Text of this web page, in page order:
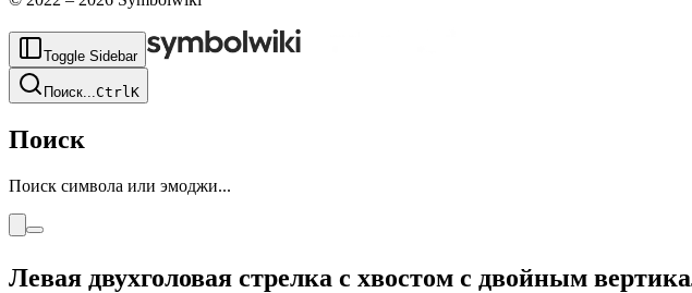
Toggle Sidebar
Поиск...CtrlK
Поиск
Поиск символа или эмоджи...
Левая двухголовая стрелка с хвостом с двойным